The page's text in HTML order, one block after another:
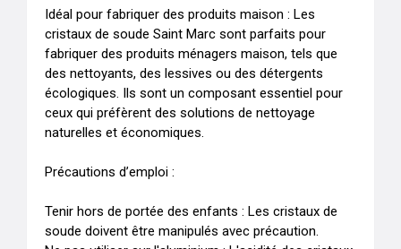
Idéal pour fabriquer des produits maison : Les
cristaux de soude Saint Marc sont parfaits pour
fabriquer des produits ménagers maison, tels que
des nettoyants, des lessives ou des détergents
écologiques. Ils sont un composant essentiel pour
ceux qui préfèrent des solutions de nettoyage
naturelles et économiques.
Précautions d’emploi :
Tenir hors de portée des enfants : Les cristaux de
soude doivent être manipulés avec précaution.